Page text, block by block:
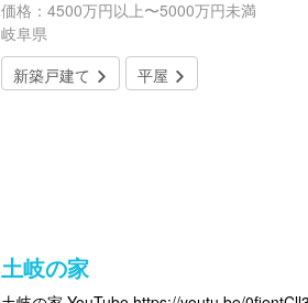
価格：4500万円以上〜5000万円未満
岐阜県
新築戸建て
平屋
土岐の家